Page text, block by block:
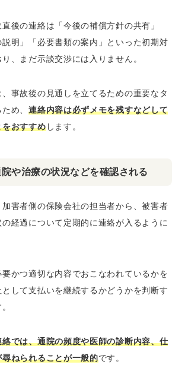
後の連絡は「今後の補償方針の共有」
説明」「必要書類の案内」といった初期対
、まだ示談交渉には入りません。
事故後の見通しを立てるための重要なタ
ため、連絡内容は必ずメモを残すなどして
おすすめします。
や治療の状況などを確認される
害者側の保険会社の担当者から、被害者
経過について定期的に連絡が入るように
かつ適切な内容でおこなわれているかを
して支払いを継続するかどうかを判断す
では、通院の頻度や医師の診断内容、仕
ねられることが一般的です。